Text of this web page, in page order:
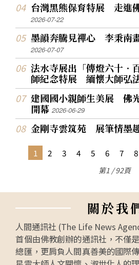
台灣黑熊保育特展 走進
2026-07-22
墨韻奔騰見禪心 李秉南
2026-07-07
法水寺展出「傳燈六十．
師紀念特展 緬懷大師弘
建國國小親師生美展 佛
開幕2026-06-29
金剛寺雲筑苑 展筆情墨
1 2 3 4 5 6 7 8
第1 / 92頁
關於我
人間通訊社 (The Life News
首個由佛教創辦的通訊社，不僅
總匯，更肩負人間真善美的國際